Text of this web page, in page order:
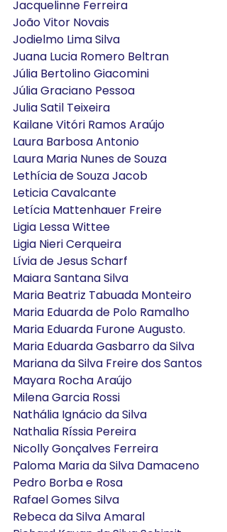
Jacquelinne Ferreira
João Vitor Novais
Jodielmo Lima Silva
Juana Lucia Romero Beltran
Júlia Bertolino Giacomini
Júlia Graciano Pessoa
Julia Satil Teixeira
Kailane Vitóri Ramos Araújo
Laura Barbosa Antonio
Laura Maria Nunes de Souza
Lethícia de Souza Jacob
Leticia Cavalcante
Letícia Mattenhauer Freire
Ligia Lessa Wittee
Ligia Nieri Cerqueira
Lívia de Jesus Scharf
Maiara Santana Silva
Maria Beatriz Tabuada Monteiro
Maria Eduarda de Polo Ramalho
Maria Eduarda Furone Augusto.
Maria Eduarda Gasbarro da Silva
Mariana da Silva Freire dos Santos
Mayara Rocha Araújo
Milena Garcia Rossi
Nathália Ignácio da Silva
Nathalia Ríssia Pereira
Nicolly Gonçalves Ferreira
Paloma Maria da Silva Damaceno
Pedro Borba e Rosa
Rafael Gomes Silva
Rebeca da Silva Amaral